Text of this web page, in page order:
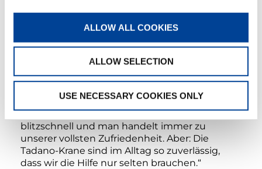
ALLOW ALL COOKIES
ALLOW SELECTION
USE NECESSARY COOKIES ONLY
Verarbeitung und widerstandsfähige
Konstruktion und Materialien geachtet. Und
sollte es wider Erwarten doch mal etwas zu
seinesgleichen, wie Ruthe bestätigt: „Im
Servicefall ist das Tadano-Wartungsnetz spitze.
Hauptsitz in Holzminden, die Firma W.
Schnitger aus Northeim, ist überragend:
blitzschnell und man handelt immer zu
unserer vollsten Zufriedenheit. Aber: Die
Tadano-Krane sind im Alltag so zuverlässig,
dass wir die Hilfe nur selten brauchen.“